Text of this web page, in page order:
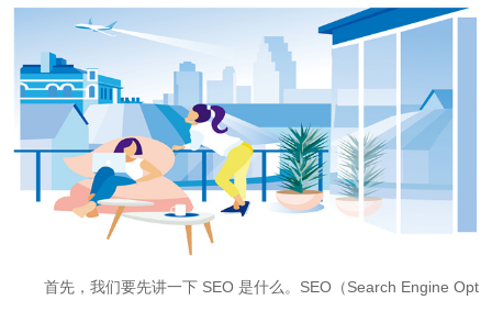
首先，我们要先讲一下 SEO 是什么。SEO（Search Engine Opt